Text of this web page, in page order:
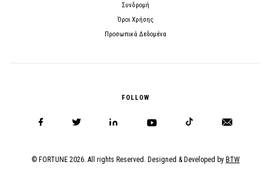
Συνδρομή
Όροι Χρήσης
Προσωπικά Δεδομένα
FOLLOW
© FORTUNE 2026. All rights Reserved. Designed & Developed by BTW